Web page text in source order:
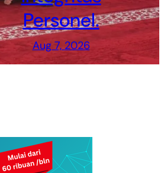
Personel.
Aug 7, 2026